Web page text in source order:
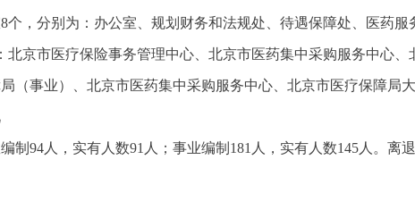
个，分别为：办公室、规划财务和法规处、待遇保障处、医药
北京市医疗保险事务管理中心、北京市医药集中采购服务中心
（事业）、北京市医药集中采购服务中心、北京市医疗保障局大
制94人，实有人数91人；事业编制181人，实有人数145人。离